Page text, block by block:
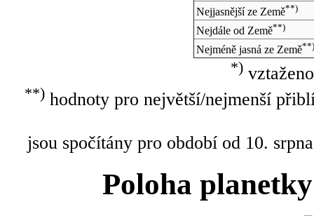
Nejjasnější ze Země**)
Nejdále od Země**)
Nejméně jasná ze Země**)
*)
**)hodnoty pro největší/nejmenší
jsou spočítány pro období od 10.
Poloha